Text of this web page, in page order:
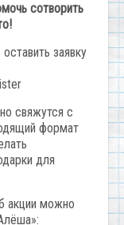
сотворить
заявку
свяжутся с
формат
для
акции можно